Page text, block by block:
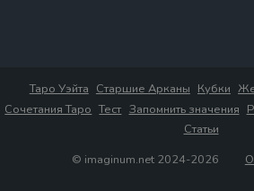
Таро Уэйта Старшие Арканы Кубки
Сочетания Таро Тест Запомнить значения
Статьи
© imaginum.net 2024-2026